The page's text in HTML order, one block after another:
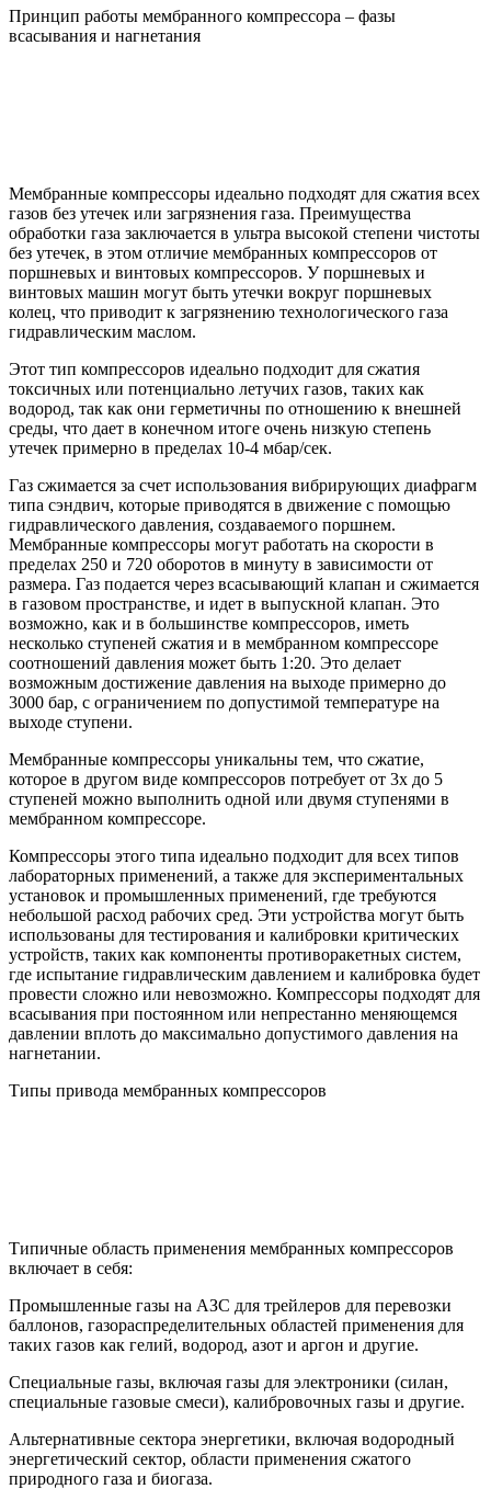
Принцип работы мембранного компрессора – фазы
всасывания и нагнетания
Мембранные компрессоры идеально подходят для сжатия всех
газов без утечек или загрязнения газа. Преимущества
обработки газа заключается в ультра высокой степени чистоты
без утечек, в этом отличие мембранных компрессоров от
поршневых и винтовых компрессоров. У поршневых и
винтовых машин могут быть утечки вокруг поршневых
колец, что приводит к загрязнению технологического газа
гидравлическим маслом.
Этот тип компрессоров идеально подходит для сжатия
токсичных или потенциально летучих газов, таких как
водород, так как они герметичны по отношению к внешней
среды, что дает в конечном итоге очень низкую степень
утечек примерно в пределах 10-4 мбар/сек.
Газ сжимается за счет использования вибрирующих диафрагм
типа сэндвич, которые приводятся в движение с помощью
гидравлического давления, создаваемого поршнем.
Мембранные компрессоры могут работать на скорости в
пределах 250 и 720 оборотов в минуту в зависимости от
размера. Газ подается через всасывающий клапан и сжимается
в газовом пространстве, и идет в выпускной клапан. Это
возможно, как и в большинстве компрессоров, иметь
несколько ступеней сжатия и в мембранном компрессоре
соотношений давления может быть 1:20. Это делает
возможным достижение давления на выходе примерно до
3000 бар, с ограничением по допустимой температуре на
выходе ступени.
Мембранные компрессоры уникальны тем, что сжатие,
которое в другом виде компрессоров потребует от 3х до 5
ступеней можно выполнить одной или двумя ступенями в
мембранном компрессоре.
Компрессоры этого типа идеально подходит для всех типов
лабораторных применений, а также для экспериментальных
установок и промышленных применений, где требуются
небольшой расход рабочих сред. Эти устройства могут быть
использованы для тестирования и калибровки критических
устройств, таких как компоненты противоракетных систем,
где испытание гидравлическим давлением и калибровка будет
провести сложно или невозможно. Компрессоры подходят для
всасывания при постоянном или непрестанно меняющемся
давлении вплоть до максимально допустимого давления на
нагнетании.
Типы привода мембранных компрессоров
Типичные область применения мембранных компрессоров
включает в себя:
Промышленные газы на АЗС для трейлеров для перевозки
баллонов, газораспределительных областей применения для
таких газов как гелий, водород, азот и аргон и другие.
Специальные газы, включая газы для электроники (силан,
специальные газовые смеси), калибровочных газы и другие.
Альтернативные сектора энергетики, включая водородный
энергетический сектор, области применения сжатого
природного газа и биогаза.